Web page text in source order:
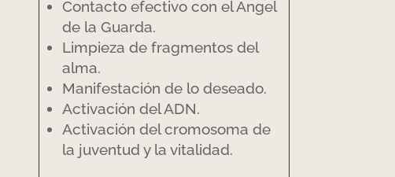
Contacto efectivo con el Ángel
de la Guarda.
Limpieza de fragmentos del
alma.
Manifestación de lo deseado.
Activación del ADN.
Activación del cromosoma de
la juventud y la vitalidad.